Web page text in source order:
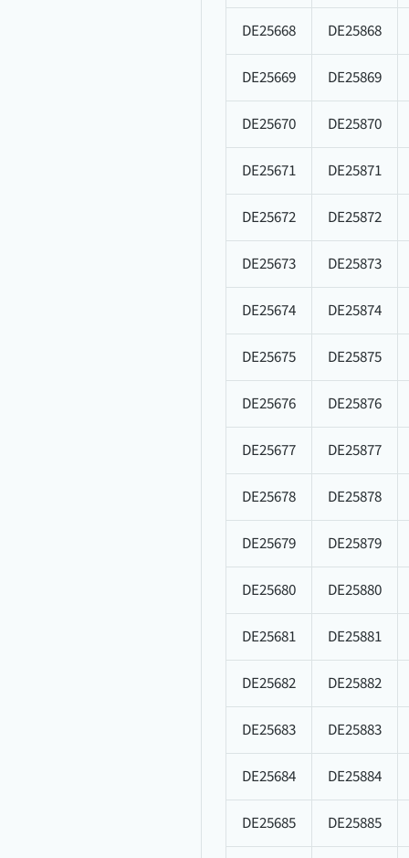
DE25668 DE25868
DE25669 DE25869
DE25670 DE25870
DE25671 DE25871
DE25672 DE25872
DE25673 DE25873
DE25674 DE25874
DE25675 DE25875
DE25676 DE25876
DE25677 DE25877
DE25678 DE25878
DE25679 DE25879
DE25680 DE25880
DE25681 DE25881
DE25682 DE25882
DE25683 DE25883
DE25684 DE25884
DE25685 DE25885